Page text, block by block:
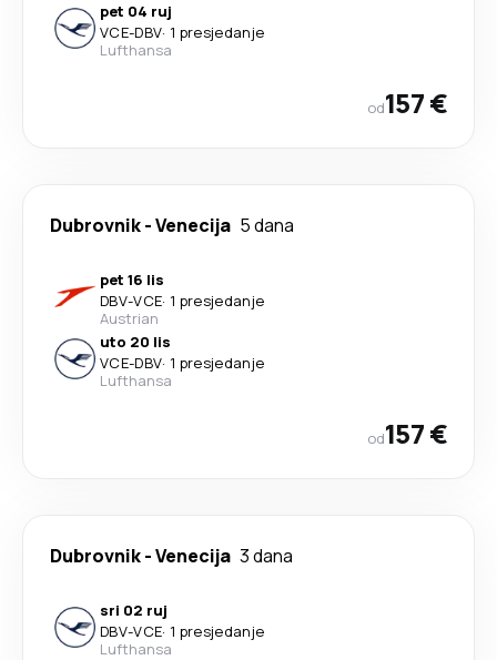
pet 04 ruj
VCE-DBV· 1 presjedanje
Lufthansa
od157 €
Dubrovnik-Venecija 5 dana
pet 16 lis
DBV-VCE· 1 presjedanje
Austrian
uto 20 lis
VCE-DBV· 1 presjedanje
Lufthansa
od157 €
Dubrovnik-Venecija 3 dana
sri 02 ruj
DBV-VCE· 1 presjedanje
Lufthansa